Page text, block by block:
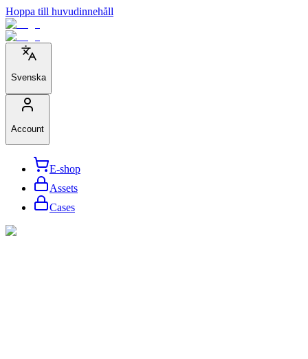
Hoppa till huvudinnehåll
Svenska
Account
E-shop
Assets
Cases